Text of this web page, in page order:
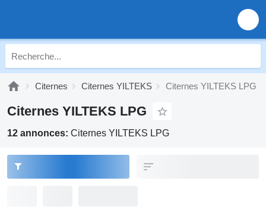
Citernes Citernes YILTEKS Citernes YILTEKS LPG
Citernes YILTEKS LPG
12 annonces: Citernes YILTEKS LPG